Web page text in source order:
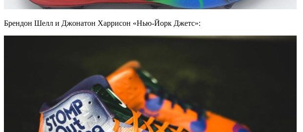
Брендон Шелл и Джонатон Харрисон «Нью-Йорк Джетс»: